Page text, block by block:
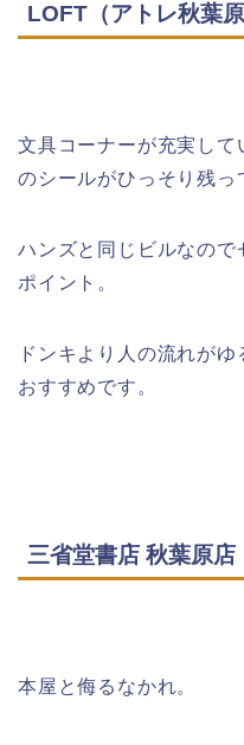
LOFT（アトレ秋葉原
文具コーナーが充実して
のシールがひっそり残っ
ハンズと同じビルなので
ポイント。
ドンキより人の流れが
おすすめです。
三省堂書店 秋葉原店
本屋と侮るなかれ。